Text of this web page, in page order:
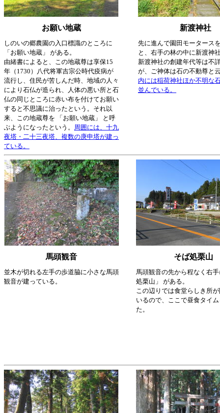
お願い地蔵 新渡神社
しのいの郷農園の入口標識のところに
「お願い地蔵」 がある。
由緒書によると、この地蔵尊は享保15
年（1730）八代将軍吉宗公時代疫病が
流行し、住民が苦しんだ時、地域の人々
により石仏が造られ、人体の悪い所と石
仏の同じところに赤い布を付けてお願い
すると不思議に治ったという。それ以
来、この地蔵尊を 「お願い地蔵」 と呼
ぶようになったという。 周囲には、十九
夜塔・二十三夜塔、複数の庚申塔が建っ
ている。
先に進んで園田モータース
と、右手の林の中に新渡神
新渡神社の創建年代等は不
が、ご神体は石の不動尊と
内には稲荷神社ほか不明な
並んでいる。
馬頭観音 そば処栗山
並木が切れる左手の歩道脇に小さな馬頭
観音が建っている。
馬頭観音の先から程なく右
処栗山」 がある。
この辺りでは食堂らしき所
いるので、ここで昼食タイ
た。